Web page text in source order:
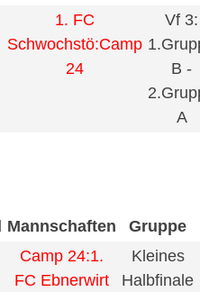
1. FC
Schwochstö:Camp
24
Vf 3:
B -
A
Mannschaften Gruppe
Camp 24:1.
FC Ebnerwirt
Kleines
Halbfinale